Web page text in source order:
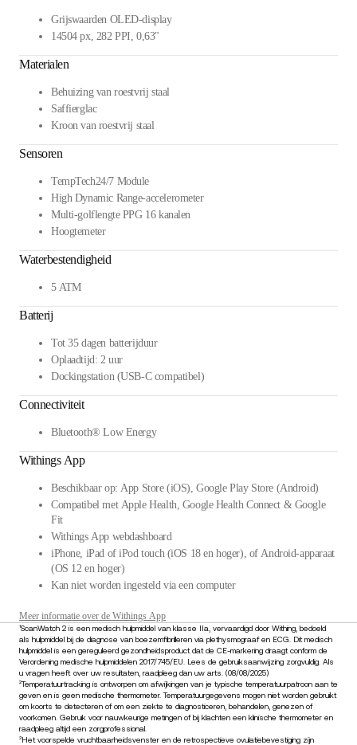
Grijswaarden OLED-display
14504 px, 282 PPI, 0,63"
Materialen
Behuizing van roestvrij staal
Saffierglас
Kroon van roestvrij staal
Sensoren
TempTech24/7 Module
High Dynamic Range-accelerometer
Multi-golflengte PPG 16 kanalen
Hoogtemeter
Waterbestendigheid
5 ATM
Batterij
Tot 35 dagen batterijduur
Oplaadtijd: 2 uur
Dockingstation (USB-C compatibel)
Connectiviteit
Bluetooth® Low Energy
Withings App
Beschikbaar op: App Store (iOS), Google Play Store (Android)
Compatibel met Apple Health, Google Health Connect & Google
Fit
Withings App webdashboard
iPhone, iPad of iPod touch (iOS 18 en hoger), of Android-apparaat
(OS 12 en hoger)
Kan niet worden ingesteld via een computer
Meer informatie over de Withings App
¹ScanWatch 2 is een medisch hulpmiddel van klasse IIa, vervaardigd door Withing, bedoeld
als hulpmiddel bij de diagnose van boezemfibrilleren via plethysmograaf en ECG. Dit medisch
hulpmiddel is een gereguleerd gezondheidsproduct dat de CE-markering draagt conform de
Verordening medische hulpmiddelen 2017/745/EU. Lees de gebruiksaanwijzing zorgvuldig. Als
u vragen heeft over uw resultaten, raadpleeg dan uw arts. (08/08/2025)
²Temperatuurtracking is ontworpen om afwijkingen van je typische temperatuurpatroon aan te
geven en is geen medische thermometer. Temperatuurgegevens mogen niet worden gebruikt
om koorts te detecteren of om een ziekte te diagnosticeren, behandelen, genezen of
voorkomen. Gebruik voor nauwkeurige metingen of bij klachten een klinische thermometer en
raadpleeg altijd een zorgprofessional.
³Het voorspelde vruchtbaarheidsvenster en de retrospectieve ovulatiebevestiging zijn